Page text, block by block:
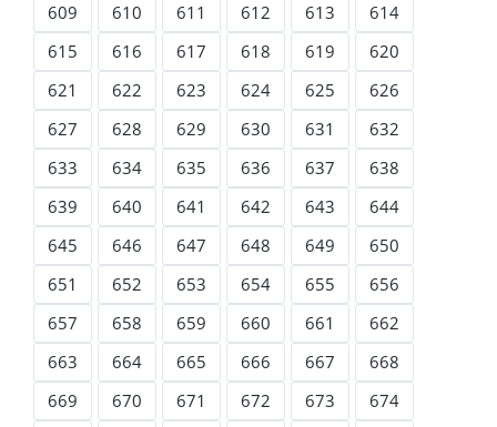
609
610 611 612 613
614
615
616 617 618 619
620
621
622 623 624 625
626
627
628 629 630 631
632
633
634 635 636 637
638
639
640 641 642 643
644
645
646 647 648 649
650
651
652 653 654 655
656
657
658 659 660 661
662
663
664 665 666 667
668
669
670 671 672 673
674